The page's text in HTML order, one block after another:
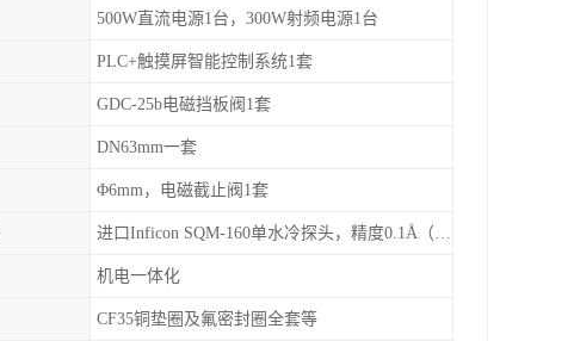
500W直流电源1台，300W射频电源1台
PLC+触摸屏智能控制系统1套
GDC-25b电磁挡板阀1套
DN63mm一套
Φ6mm，电磁截止阀1套
进口Inficon SQM-160单水冷探头，精度0.1Å（选配）
机电一体化
CF35铜垫圈及氟密封圈全套等